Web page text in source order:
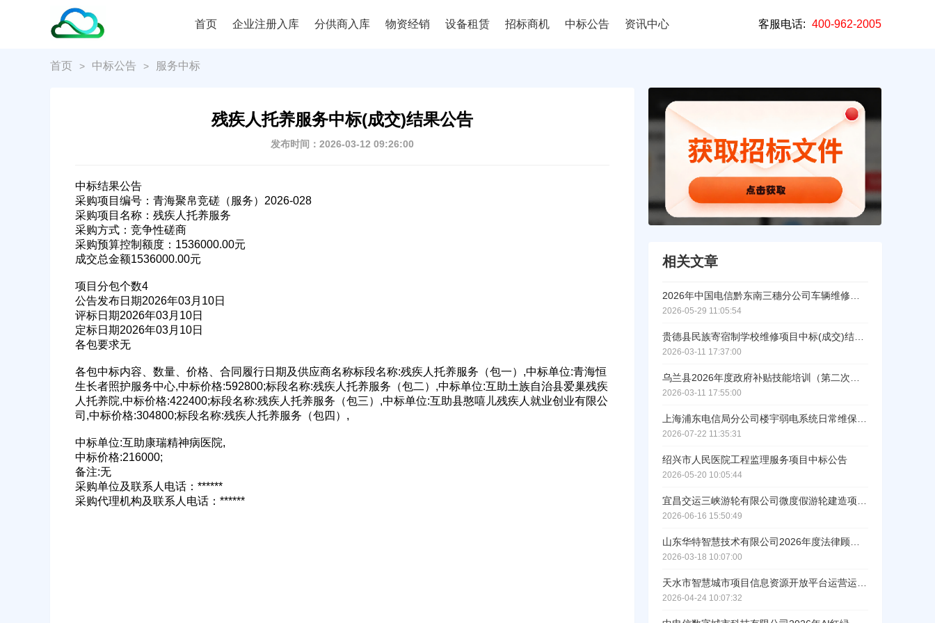
首页 企业注册入库 分供商入库 物资经销 设备租赁 招标商机 中标公告 资讯中心 客服电话: 400-962-2005
首页 > 中标公告 > 服务中标
残疾人托养服务中标(成交)结果公告
发布时间：2026-03-12 09:26:00
中标结果公告
采购项目编号：青海聚帛竞磋（服务）2026-028
采购项目名称：残疾人托养服务
采购方式：竞争性磋商
采购预算控制额度：1536000.00元
成交总金额1536000.00元
项目分包个数4
公告发布日期2026年03月10日
评标日期2026年03月10日
定标日期2026年03月10日
各包要求无
各包中标内容、数量、价格、合同履行日期及供应商名称标段名称:残疾人托养服务（包一）,中标单位:青海恒
生长者照护服务中心,中标价格:592800;标段名称:残疾人托养服务（包二）,中标单位:互助土族自治县爱巢残疾
人托养院,中标价格:422400;标段名称:残疾人托养服务（包三）,中标单位:互助县憨嘻儿残疾人就业创业有限公
司,中标价格:304800;标段名称:残疾人托养服务（包四）,
中标单位:互助康瑞精神病医院,
中标价格:216000;
备注:无
采购单位及联系人电话：******
采购代理机构及联系人电话：******
相关文章
2026-05-29 11:05:54
2026-03-11 17:37:00
2026-03-11 17:55:00
2026-07-22 11:35:31
绍兴市人民医院工程监理服务项目中标公告
2026-05-20 10:05:44
2026-06-16 15:50:49
2026-03-18 10:07:00
2026-04-24 10:07:32
ဆ
公司名称 公司所在地